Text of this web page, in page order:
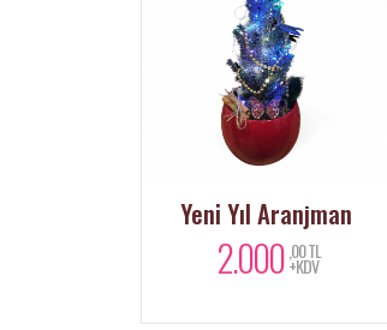
Yeni Yıl Aranjman
2.000 ,00 TL
+KDV